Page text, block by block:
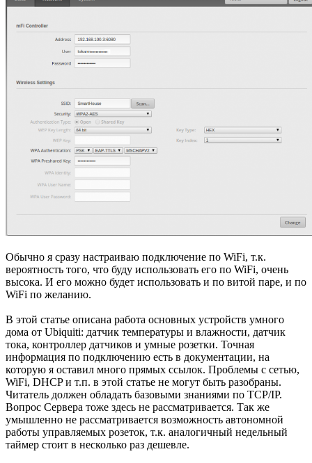
Обычно я сразу настраиваю подключение по WiFi, т.к.
вероятность того, что буду использовать его по WiFi, очень
высока. И его можно будет использовать и по витой паре, и по
WiFi по желанию.
В этой статье описана работа основных устройств умного
дома от Ubiquiti: датчик температуры и влажности, датчик
тока, контроллер датчиков и умные розетки. Точная
информация по подключению есть в документации, на
которую я оставил много прямых ссылок. Проблемы с сетью,
WiFi, DHCP и т.п. в этой статье не могут быть разобраны.
Читатель должен обладать базовыми знаниями по TCP/IP.
Вопрос Сервера тоже здесь не рассматривается. Так же
умышленно не рассматривается возможность автономной
работы управляемых розеток, т.к. аналогичный недельный
таймер стоит в несколько раз дешевле.